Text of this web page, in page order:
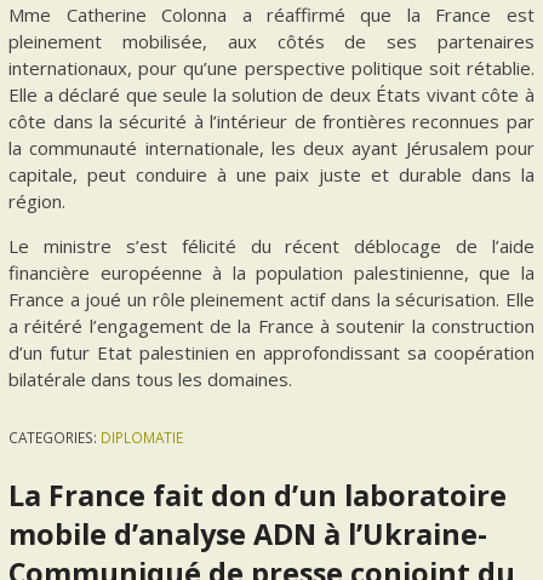
Mme Catherine Colonna a réaffirmé que la France est
pleinement mobilisée, aux côtés de ses partenaires
internationaux, pour qu’une perspective politique soit rétablie.
Elle a déclaré que seule la solution de deux États vivant côte à
côte dans la sécurité à l’intérieur de frontières reconnues par
la communauté internationale, les deux ayant Jérusalem pour
capitale, peut conduire à une paix juste et durable dans la
région.
Le ministre s’est félicité du récent déblocage de l’aide
financière européenne à la population palestinienne, que la
France a joué un rôle pleinement actif dans la sécurisation. Elle
a réitéré l’engagement de la France à soutenir la construction
d’un futur Etat palestinien en approfondissant sa coopération
bilatérale dans tous les domaines.
CATEGORIES: DIPLOMATIE
La France fait don d’un laboratoire
mobile d’analyse ADN à l’Ukraine-